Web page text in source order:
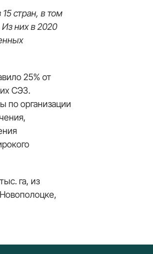
стран, в том
них в 2020
25% от
СЭЗ.
по организации
га, из